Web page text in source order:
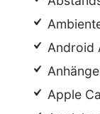
Android
Apple